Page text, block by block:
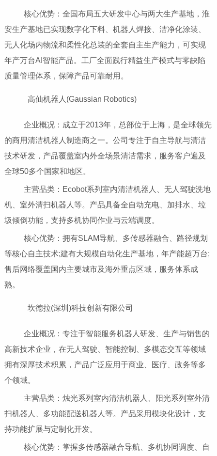
核心优势：全国布局五大研发中心与两大生产基地，淮
安生产基地已实现数字化下料、机器人焊接、洁净化涂装、
无人化场内物流和柔性化总装的全套自主生产能力，可实现
年产万台AI智能产品。工厂全面践行精益生产模式与零缺陷
质量管理体系，保障产品可靠耐用。
高仙机器人(Gaussian Robotics)
企业概况：成立于2013年，总部位于上海，是全球领先
的商用清洁机器人制造商之一。公司专注于自主导航与清洁
技术研发，产品覆盖室内外全场景清洁需求，服务客户遍及
全球50多个国家和地区。
主营品类：Ecobot系列室内清洁机器人、无人驾驶洗地
机、室外清扫机器人等。产品具备全自动充电、加排水、垃
圾倾倒功能，支持多机协同作业与云端调度。
核心优势：拥有SLAM导航、多传感器融合、路径规划
等核心自主技术;建有大规模自动化生产基地，年产能超万台;
售后网络覆盖国内主要城市及海外重点区域，服务体系成
熟。
坎德拉(深圳)科技创新有限公司
企业概况：专注于智能服务机器人研发、生产与销售的
高新技术企业，在无人驾驶、智能控制、多模态交互等领域
拥有深厚技术积累，产品广泛应用于商业、医疗、政务等多
个领域。
主营品类：烛光系列室内清洁机器人、阳光系列室外清
扫机器人、多功能配送机器人等。产品采用模块化设计，支
持功能扩展与定制化开发。
核心优势：掌握多传感器融合导航、多机协同调度、自